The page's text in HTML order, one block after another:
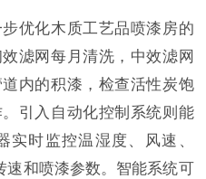
优化木质工艺品喷漆房的
滤网每月清洗，中效滤网
内的积漆，检查活性炭饱
引入自动化控制系统则能
时监控温湿度、风速、
速和喷漆参数。智能系统可